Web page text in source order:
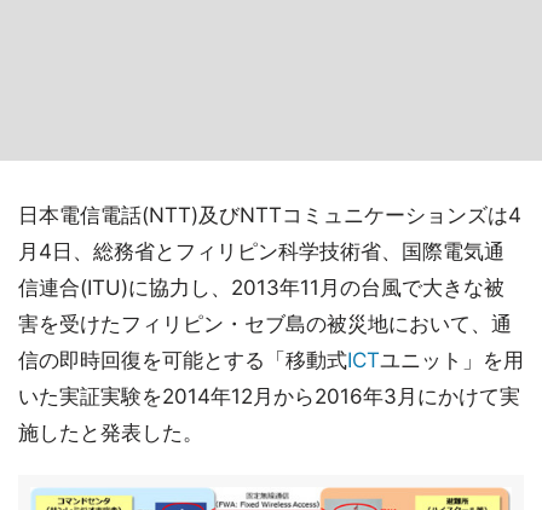
日本電信電話(NTT)及びNTTコミュニケーションズは4
月4日、総務省とフィリピン科学技術省、国際電気通
信連合(ITU)に協力し、2013年11月の台風で大きな被
害を受けたフィリピン・セブ島の被災地において、通
信の即時回復を可能とする「移動式ICTユニット」を用
いた実証実験を2014年12月から2016年3月にかけて実
施したと発表した。